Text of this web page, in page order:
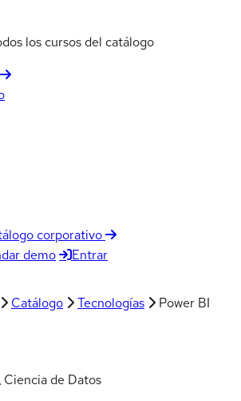
los cursos del catálogo
corporativo
demo Entrar
Catálogo Tecnologías Power BI
Ciencia de Datos